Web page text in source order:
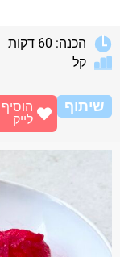
הכנה: 60 דקות
קל
שיתוף
הוסיף
לייק